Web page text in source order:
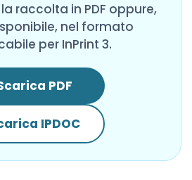
raccolta in PDF oppure,
nel formato
per InPrint 3.
PDF
IPDOC